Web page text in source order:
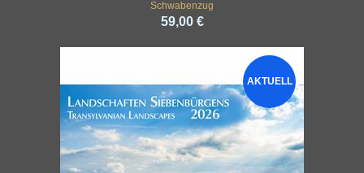
Schwabenzug
59,00 €
AKTUELL